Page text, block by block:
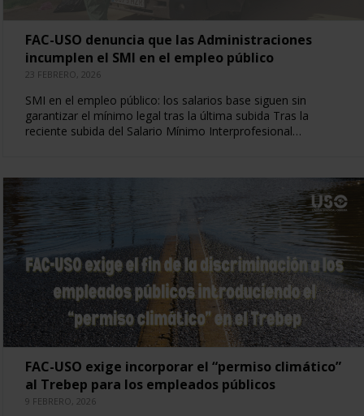
FAC-USO denuncia que las Administraciones
incumplen el SMI en el empleo público
23 FEBRERO, 2026
SMI en el empleo público: los salarios base siguen sin
garantizar el mínimo legal tras la última subida Tras la
reciente subida del Salario Mínimo Interprofesional…
FAC-USO exige incorporar el “permiso climático”
al Trebep para los empleados públicos
9 FEBRERO, 2026